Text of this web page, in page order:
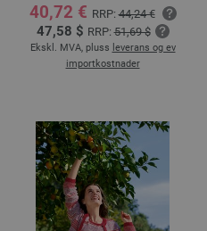
40,72 € RRP:44,24 €
47,58 $ RRP:51,69 $
Ekskl. MVA, pluss leverans og ev
importkostnader